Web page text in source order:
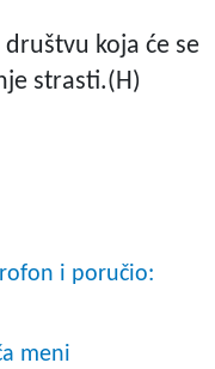
koja će se
strasti.(H)
i poručio:
meni